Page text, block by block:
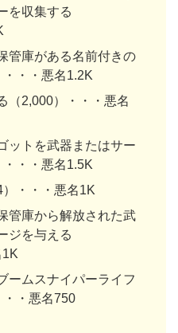
を収集する
管庫がある名前付きの
・・悪名1.2K
（2,000）・・・悪名
ットを武器またはサー
・・悪名1.5K
・・・悪名1K
管庫から解放された武
ジを与える
1K
ームスナイパーライフ
・・悪名750